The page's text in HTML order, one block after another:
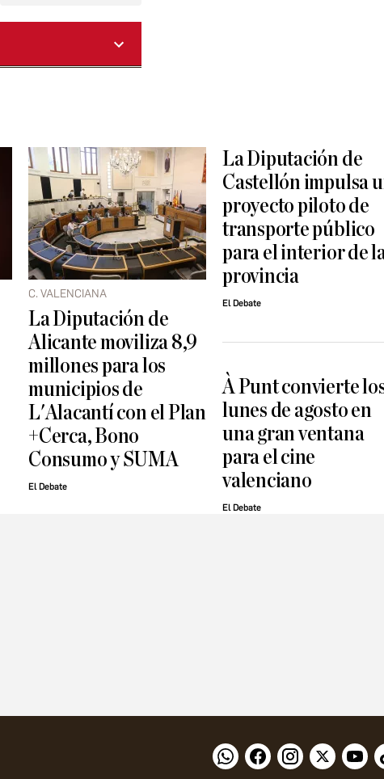
C. VALENCIANA
La Diputación de
Alicante moviliza 8,9
millones para los
municipios de
L'Alacantí con el Plan
+Cerca, Bono
Consumo y SUMA
El Debate
La Diputación de
Castellón impulsa
proyecto piloto de
transporte público
para el interior de
provincia
El Debate
À Punt convierte
lunes de agosto en
una gran ventana
para el cine
valenciano
El Debate